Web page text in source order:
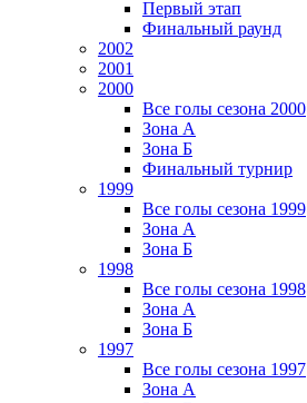
Первый этап
Финальный раунд
2002
2001
2000
Все голы сезона 2000
Зона А
Зона Б
Финальный турнир
1999
Все голы сезона 1999
Зона А
Зона Б
1998
Все голы сезона 1998
Зона А
Зона Б
1997
Все голы сезона 1997
Зона А